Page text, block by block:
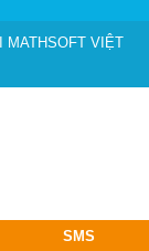
MATHSOFT VIỆT
SMS